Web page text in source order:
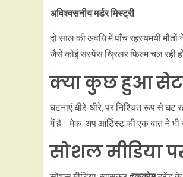
अविश्वसनीय मर्डर मिस्ट्री
दो साल की अवधि में पाँच रहस्यमयी
जैसे कोई सस्पेंस थ्रिलर फिल्म चल रही
क्या कुछ हुआ सेट
घटनाएं धीरे-धीरे, पर निश्चित रूप से घट
में है। मेक-अप आर्टिस्ट की एक बात ने
सोशल मीडिया